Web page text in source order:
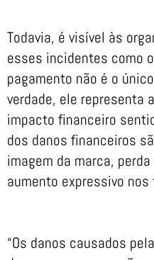
Todavia, é visível às
esses incidentes como
pagamento não é o
verdade, ele representa
impacto financeiro
dos danos financeiros
imagem da marca,
aumento expressivo nos
“Os danos causados